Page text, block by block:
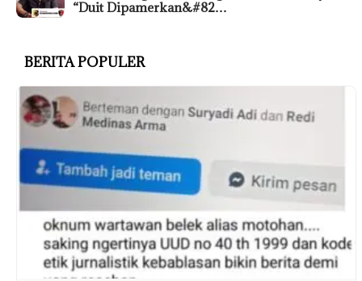
“Duit Dipamerkan&#82…
BERITA POPULER